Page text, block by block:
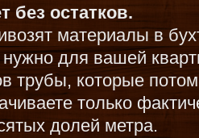
без остатков.
материалы в
нужно для вашей
трубы, которые
только
долей метра.